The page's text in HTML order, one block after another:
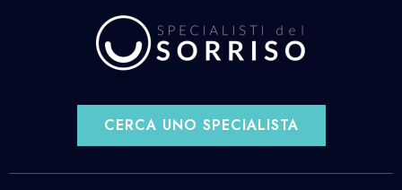
CERCA UNO SPECIALISTA